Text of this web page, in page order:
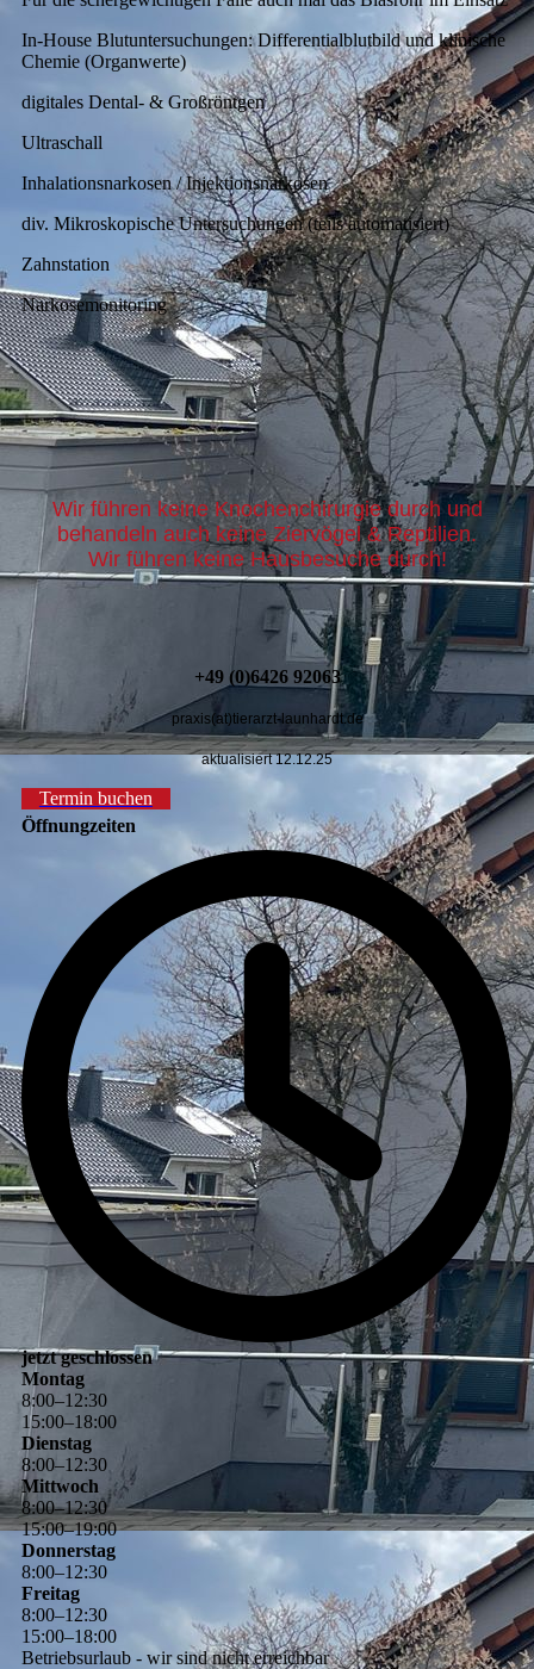
In-House Blutuntersuchungen: Differentialblutbild und klinische
Chemie (Organwerte)
digitales Dental- & Großröntgen
Ultraschall
Inhalationsnarkosen / Injektionsnarkosen
div. Mikroskopische Untersuchungen (teils automatisiert)
Zahnstation
Narkosemonitoring
Wir führen keine Knochenchirurgie durch und
behandeln auch keine Ziervögel & Reptilien.
Wir führen keine Hausbesuche durch!
+49 (0)6426 92063
praxis(at)tierarzt-launhardt.de
aktualisiert 12.12.25
Termin buchen
Öffnungzeiten
jetzt geschlossen
Montag
8:00–12:30
15:00–18:00
Dienstag
8:00–12:30
Mittwoch
8:00–12:30
15:00–19:00
Donnerstag
8:00–12:30
Freitag
8:00–12:30
15:00–18:00
Betriebsurlaub - wir sind nicht erreichbar